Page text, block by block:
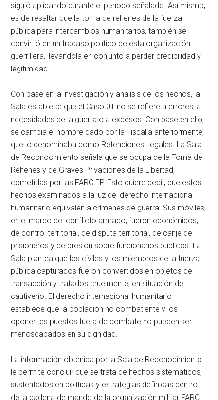
siguió aplicando durante el período señalado. Así mismo,
es de resaltar que la toma de rehenes de la fuerza
pública para intercambios humanitarios, también se
convirtió en un fracaso político de esta organización
guerrillera, llevándola en conjunto a perder credibilidad y
legitimidad.
Con base en la investigación y análisis de los hechos, la
Sala establece que el Caso 01 no se refiere a errores, a
necesidades de la guerra o a excesos. Con base en ello,
se cambia el nombre dado por la Fiscalía anteriormente,
que lo denominaba como Retenciones Ilegales. La Sala
de Reconocimiento señala que se ocupa de la Toma de
Rehenes y de Graves Privaciones de la Libertad,
cometidas por las FARC EP. Esto quiere decir, que estos
hechos examinados a la luz del derecho internacional
humanitario equivalen a crímenes de guerra. Sus móviles,
en el marco del conflicto armado, fueron económicos,
de control territorial, de disputa territorial, de canje de
prisioneros y de presión sobre funcionarios públicos. La
Sala plantea que los civiles y los miembros de la fuerza
pública capturados fueron convertidos en objetos de
transacción y tratados cruelmente, en situación de
cautiverio. El derecho internacional humanitario
establece que la población no combatiente y los
oponentes puestos fuera de combate no pueden ser
menoscabados en su dignidad.
La información obtenida por la Sala de Reconocimiento
le permite concluir que se trata de hechos sistemáticos,
sustentados en políticas y estrategias definidas dentro
de la cadena de mando de la organización militar FARC